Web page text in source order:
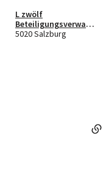
L zwölf
Beteiligungsverwalt
ung GmbH
5020 Salzburg